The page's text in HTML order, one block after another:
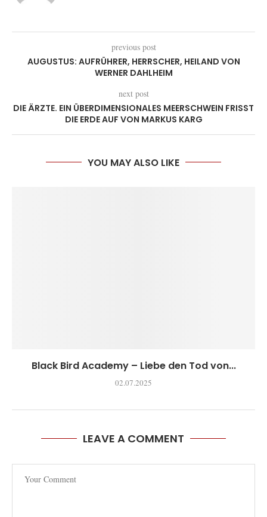
previous post
AUGUSTUS: AUFRÜHRER, HERRSCHER, HEILAND VON
WERNER DAHLHEIM
next post
DIE ÄRZTE. EIN ÜBERDIMENSIONALES MEERSCHWEIN FRISST
DIE ERDE AUF VON MARKUS KARG
YOU MAY ALSO LIKE
Black Bird Academy – Liebe den Tod von...
02.07.2025
LEAVE A COMMENT